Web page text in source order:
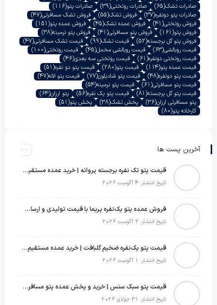
صادرات تشک(65) صادرات روتختی(39) صادرات پتو(116)
صادرات پتو دونفره(37) فروش تشک(55) فروش تشک مسافرتی(47)
فروش روتختی(41) فروش عمده تشک(45) فروش عمده پتو(151)
فروش پتو(161) فروش پتو مسافرتی(41) فروش پتو نرمینه(38)
فروش پتو گل برجسته(52) قیمت تشک(99) قیمت تشک مسافرتی(47)
قیمت روبالشی(63) قیمت روبالشی مخمل(45) قیمت روتختی(100)
قیمت روتختی دونفره(61) قیمت روتختی سه بعدی(46)
قیمت عمده پتو(114) قیمت پتو(280) قیمت پتو دو نفره(51)
قیمت پتو دونفره(48) قیمت پتو شادیلون(77) قیمت پتو لاله(47)
قیمت پتو مسافرتی(61) قیمت پتو نرمینه(54)
قیمت پتو گل برجسته(81) قیمت پتو یک نفره(56) پتو ارزان(64)
پتو مسافرتی ارزان(36) پخش تشک(38) پخش پتو(51)
کارخانه پتو(80)
آخرین پست ها
قیمت پتو تک نفره برجسته پروانه | خرید عمده مستقیم با بهترین قیمت بازار
تاریخ انتشار: 4 آگوست 2026
فروش عمده پتو یک‌نفره پریما با قیمت تولیدی و ارسال به سراسر کشور
تاریخ انتشار: 2 آگوست 2026
قیمت پتو یک‌نفره ضخیم گلبافت | خرید عمده مستقیم با بهترین قیمت
تاریخ انتشار: 1 آگوست 2026
قیمت پتو سبک سنس | خرید و پخش عمده پتو مسافرتی Sense
تاریخ انتشار: 31 جولای 2026